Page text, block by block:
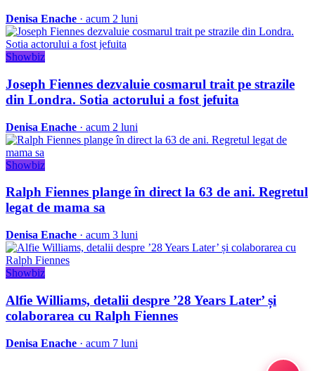
Denisa Enache · acum 2 luni
Showbiz
Joseph Fiennes dezvaluie cosmarul trait pe strazile
din Londra. Sotia actorului a fost jefuita
Denisa Enache · acum 2 luni
Showbiz
Ralph Fiennes plange în direct la 63 de ani. Regretul
legat de mama sa
Denisa Enache · acum 3 luni
Showbiz
Alfie Williams, detalii despre ’28 Years Later’ și
colaborarea cu Ralph Fiennes
Denisa Enache · acum 7 luni